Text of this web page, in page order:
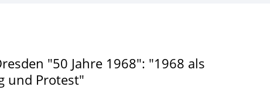
"50 Jahre 1968": "1968 als
und Protest"